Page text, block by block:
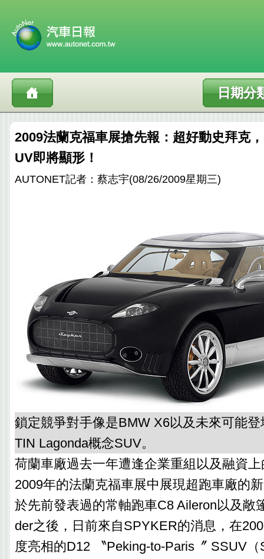
日期分
2009法蘭克福車展搶先報：超好動史拜克
UV即將顯形！
AUTONET記者：蔡志宇(08/26/2009星期三)
鎖定競爭對手像是BMW X6以及未來可能
TIN Lagonda概念SUV。
荷蘭車廠過去一年遭逢企業重組以及融資
2009年的法蘭克福車展中展現超跑車廠的
於先前發表過的常軸跑車C8 Aileron以及敞
der之後，日前來自SPYKER的消息，在
度亮相的D12 〝Peking-to-Paris〞 SSUV